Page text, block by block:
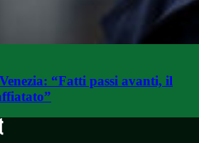
“Fatti passi avanti, il